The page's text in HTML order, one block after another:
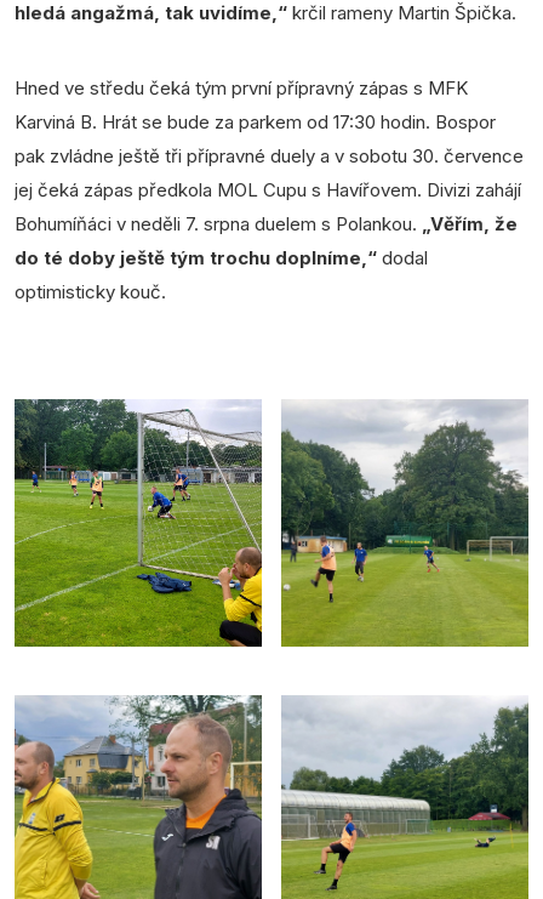
hledá angažmá, tak uvidíme,“ krčil rameny Martin Špička.
Hned ve středu čeká tým první přípravný zápas s MFK
Karviná B. Hrát se bude za parkem od 17:30 hodin. Bospor
pak zvládne ještě tři přípravné duely a v sobotu 30. července
jej čeká zápas předkola MOL Cupu s Havířovem. Divizi zahájí
Bohumíňáci v neděli 7. srpna duelem s Polankou. „Věřím, že
do té doby ještě tým trochu doplníme,“ dodal
optimisticky kouč.